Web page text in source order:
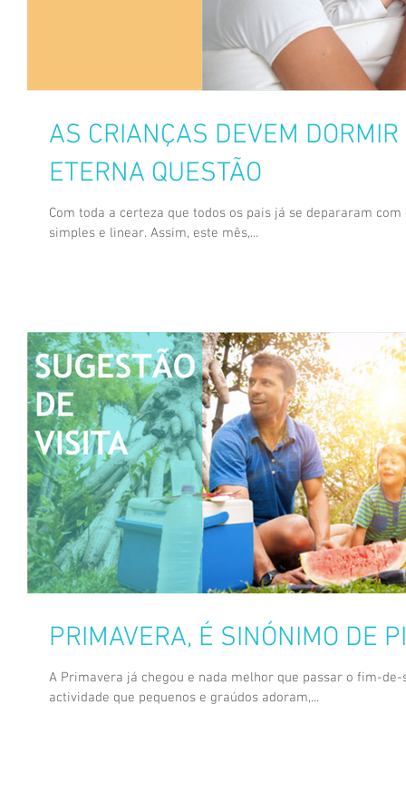
AS CRIANÇAS DEVEM
ETERNA QUESTÃO
Com toda a certeza que todos os pais já se depararam
simples e linear. Assim, este mês,...
PRIMAVERA, É SINÓNIMO DE
A Primavera já chegou e nada melhor que passar o fim-
actividade que pequenos e graúdos adoram,...